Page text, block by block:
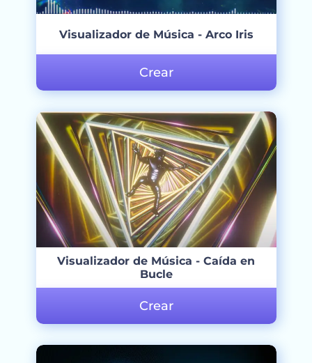
Visualizador de Música - Arco Iris
Crear
Visualizador de Música - Caída en
Bucle
Crear